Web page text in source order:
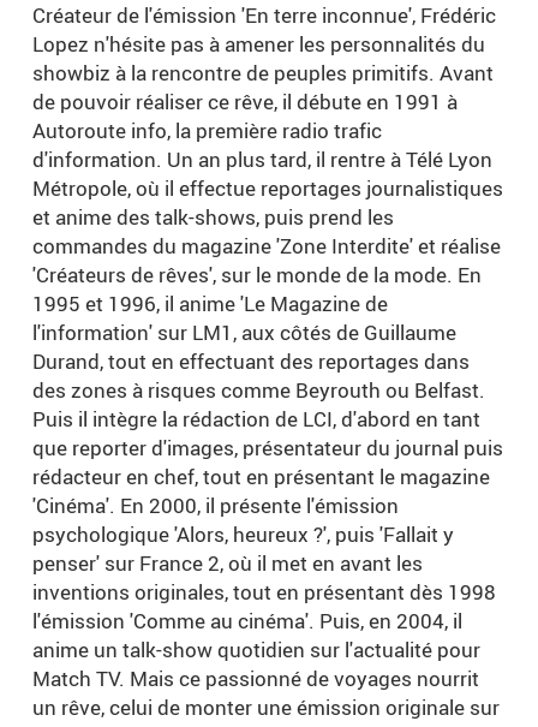
Créateur de l'émission 'En terre inconnue', Frédéric
Lopez n'hésite pas à amener les personnalités du
showbiz à la rencontre de peuples primitifs. Avant
de pouvoir réaliser ce rêve, il débute en 1991 à
Autoroute info, la première radio trafic
d'information. Un an plus tard, il rentre à Télé Lyon
Métropole, où il effectue reportages journalistiques
et anime des talk-shows, puis prend les
commandes du magazine 'Zone Interdite' et réalise
'Créateurs de rêves', sur le monde de la mode. En
1995 et 1996, il anime 'Le Magazine de
l'information' sur LM1, aux côtés de Guillaume
Durand, tout en effectuant des reportages dans
des zones à risques comme Beyrouth ou Belfast.
Puis il intègre la rédaction de LCI, d'abord en tant
que reporter d'images, présentateur du journal puis
rédacteur en chef, tout en présentant le magazine
'Cinéma'. En 2000, il présente l'émission
psychologique 'Alors, heureux ?', puis 'Fallait y
penser' sur France 2, où il met en avant les
inventions originales, tout en présentant dès 1998
l'émission 'Comme au cinéma'. Puis, en 2004, il
anime un talk-show quotidien sur l'actualité pour
Match TV. Mais ce passionné de voyages nourrit
un rêve, celui de monter une émission originale sur